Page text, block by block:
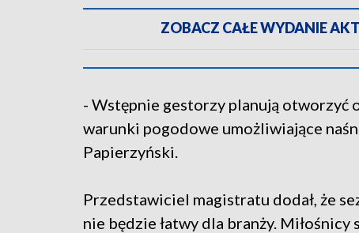
ZOBACZ CAŁE WYDANIE
- Wstępnie gestorzy planują otworzyć
warunki pogodowe umożliwiające
Papierzyński.
Przedstawiciel magistratu dodał, że
nie będzie łatwy dla branży.